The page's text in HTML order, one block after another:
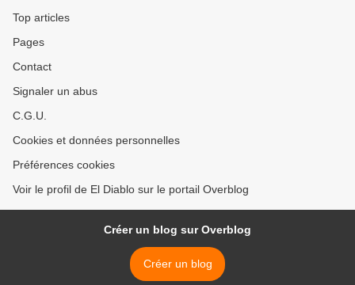
Top articles
Pages
Contact
Signaler un abus
C.G.U.
Cookies et données personnelles
Préférences cookies
Voir le profil de El Diablo sur le portail Overblog
Créer un blog sur Overblog
Créer un blog